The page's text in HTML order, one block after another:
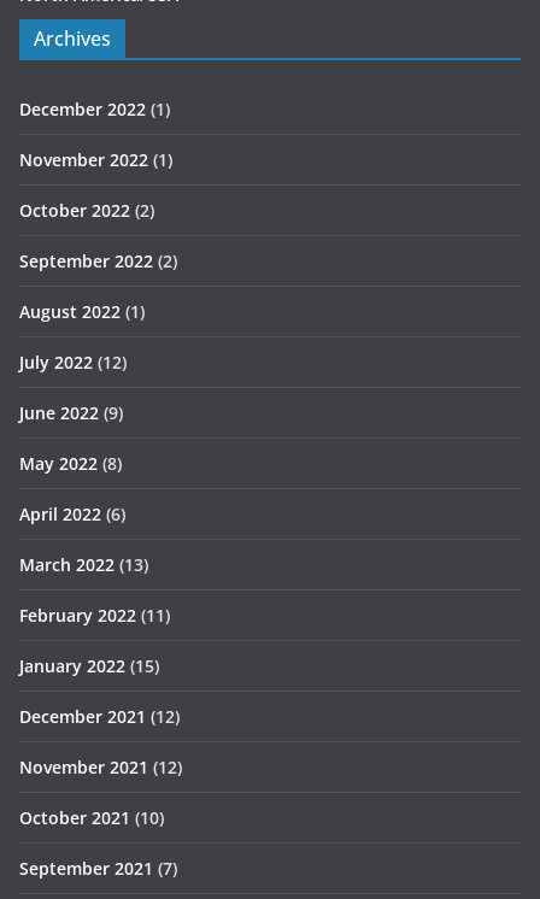
Archives
December 2022 (1)
November 2022 (1)
October 2022 (2)
September 2022 (2)
August 2022 (1)
July 2022 (12)
June 2022 (9)
May 2022 (8)
April 2022 (6)
March 2022 (13)
February 2022 (11)
January 2022 (15)
December 2021 (12)
November 2021 (12)
October 2021 (10)
September 2021 (7)